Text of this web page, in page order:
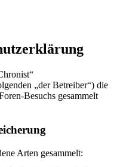
„der Betreiber“) die
Besuchs gesammelt
Arten gesammelt: